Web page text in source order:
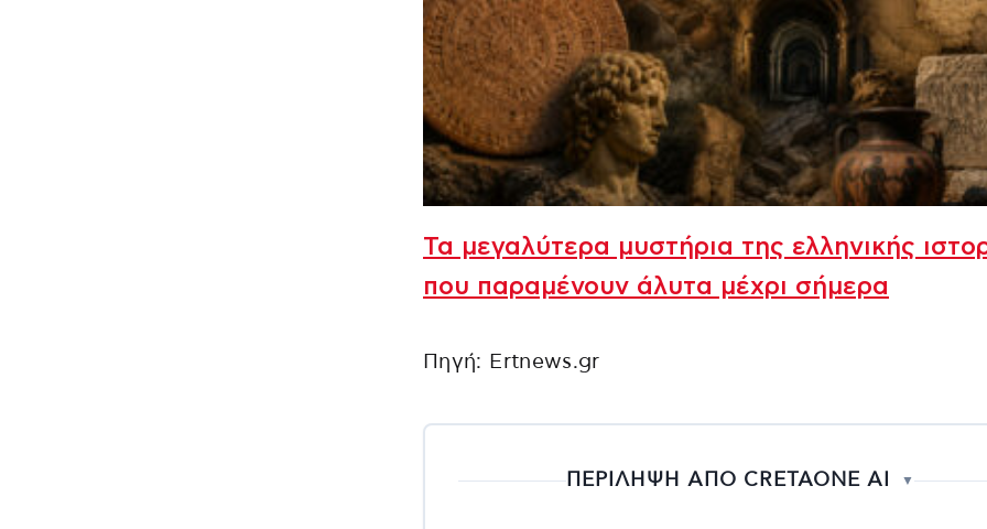
Τα μεγαλύτερα μυστήρια της ελληνικής
που παραμένουν άλυτα μέχρι σήμερα
Πηγή: Ertnews.gr
ΠΕΡΙΛΗΨΗ ΑΠΟ CRETAONE AI ▼